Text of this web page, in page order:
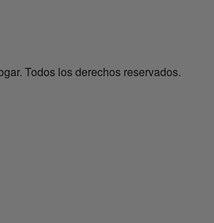
Todos los derechos reservados.